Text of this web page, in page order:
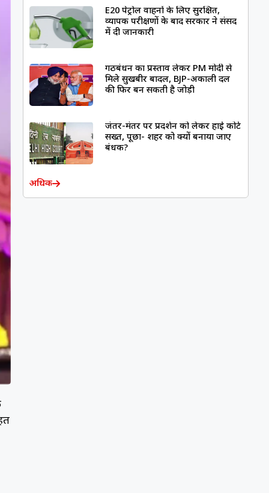
E20 पेट्रोल वाहनों के लिए सुरक्षित,
व्यापक परीक्षणों के बाद सरकार ने संसद
में दी जानकारी
गठबंधन का प्रस्ताव लेकर PM मोदी से
मिले सुखबीर बादल, BJP-अकाली दल
की फिर बन सकती है जोड़ी
जंतर-मंतर पर प्रदर्शन को लेकर हाई कोर्ट
सख्त, पूछा- शहर को क्यों बनाया जाए
बंधक?
अधिक